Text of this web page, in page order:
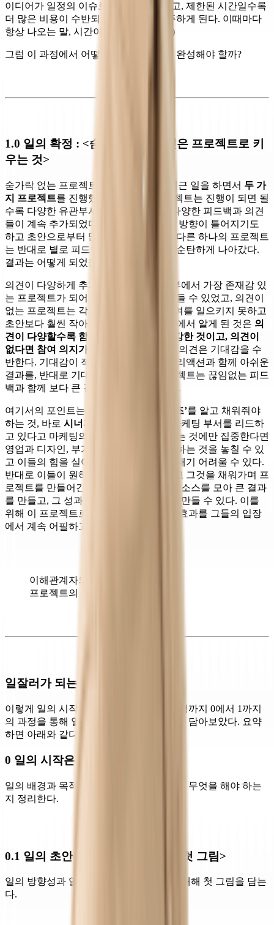
이디어가 일정의 이슈로 제한되기도 하고, 제한된 시간일수록
더 많은 비용이 수반되는 것을 종종 마주하게 된다. 이때마다
항상 나오는 말, 시간이 좀 더 있었으면!)
그럼 이 과정에서 어떻게 채워가서 일을 완성해야 할까?
1.0 일의 확정 : <숟가락을 얹고 싶은 프로젝트로 키
우는 것>
숟가락 얹는 프로젝트가 무슨 말일까? 최근 일을 하면서 두 가
지 프로젝트를 진행했었다. 하나의 프로젝트는 진행이 되면 될
수록 다양한 유관부서와 담당자로부터 다양한 피드백과 의견
들이 계속 추가되었다. 그 과정에서 계속 방향이 틀어지기도
하고 초안으로부터 많이 바뀌게 되었다. 다른 하나의 프로젝트
는 반대로 별로 피드백이 없이 초안대로 순탄하게 나아갔다.
결과는 어떻게 되었을까?
의견이 다양하게 추가된 프로젝트는 내부에서 가장 존재감 있
는 프로젝트가 되어 의미 있는 성과를 만들 수 있었고, 의견이
없는 프로젝트는 각 부서의 리소스와 참여를 일으키지 못하고
초안보다 훨씬 작아지게 되었다. 이 과정에서 알게 된 것은 의
견이 다양할수록 함께하고 싶은 니즈가 강한 것이고, 의견이
없다면 참여 의지가 작다는 것
. 피드백과 의견은 기대감을 수
반한다. 기대감이 적은 프로젝트는 작은 리액션과 함께 아쉬운
결과를, 반대로 기대감이 가득 찼던 프로젝트는 끊임없는 피드
백과 함께 보다 큰 결과를 만들 수 있었다.
여기서의 포인트는 관련부서의 ‘진짜 니즈’를 알고 채워줘야
하는 것, 바로 시너지
를 만드는 일이다. 마케팅 부서를 리드하
고 있다고 마케팅의 성과로 간주될 수 있는 것에만 집중한다면
영업과 디자인, 부가사업 등 타부서가 원하는 것을 놓칠 수 있
고 이들의 힘을 실어 큰 프로젝트로 키워내기 어려울 수 있다.
반대로 이들이 원하는 것을 앞서 이해하고 그것을 채워가며 프
로젝트를 만들어간다면 다양한 부서의 리소스를 모아 큰 결과
를 만들고, 그 성과를 모두에게 의미 있게 만들 수 있다. 이를
위해 이 프로젝트로 얻을 수 있는 효용과 효과를 그들의 입장
에서 계속 어필하고 참여를 시켜야 한다.
이해관계자의 숟가락이 많아질수록
프로젝트의 성공 가능성은 커진다.
일잘러가 되는 쩜오의 스킬
이렇게 일의 시작과 초안, 채움 그리고 확정까지 0에서 1까지
의 과정을 통해 일의 성과를 만드는 방법을 담아보았다. 요약
하면 아래와 같다.
0 일의 시작은 <일의 정의하는 것>
일의 배경과 목적을 이해하고 누구를 위해, 무엇을 해야 하는
지 정리한다.
0.1 일의 초안은 <기획자가 그리는 첫 그림>
일의 방향성과 일정, 예산 등 일의 계획에 대해 첫 그림을 담는
다.